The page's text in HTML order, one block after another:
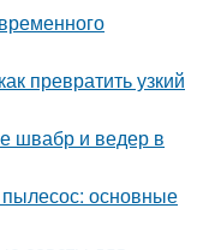
превратить узкий
швабр и ведер в
основные